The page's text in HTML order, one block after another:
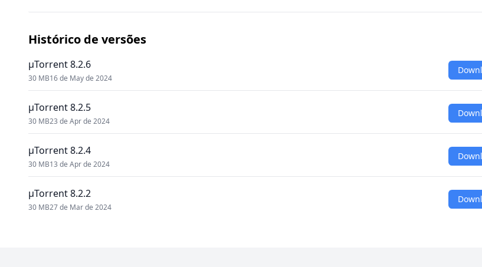
Histórico de versões
μTorrent 8.2.6
30 MB16 de May de 2024
μTorrent 8.2.5
30 MB23 de Apr de 2024
μTorrent 8.2.4
30 MB13 de Apr de 2024
μTorrent 8.2.2
30 MB27 de Mar de 2024